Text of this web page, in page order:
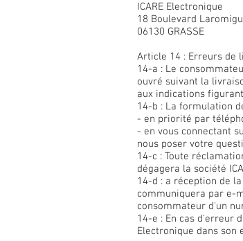
ICARE Electronique
18 Boulevard
06130 GRASSE
Article 14 : Erreurs de
14-a : Le
ouvré suivant la
aux indications
14-b : La formulation
- en priorité par
- en vous connectant
nous poser votre
14-c : Toute
dégagera la société
14-d : a réception de
communiquera par e-
consommateur d'un
14-e : En cas d'erreur
Electronique dans son